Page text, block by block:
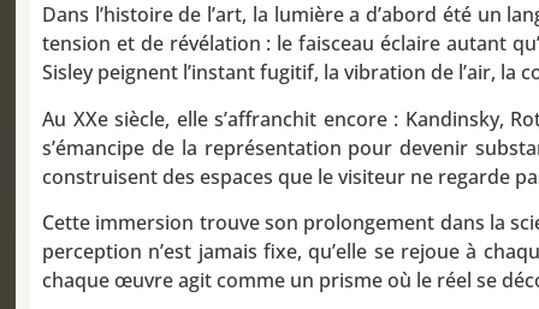
Dans l’histoire de l’art, la lumière a d’abord été un
tension et de révélation : le faisceau éclaire autant
Sisley peignent l’instant fugitif, la vibration de l’air, la
Au XXe siècle, elle s’affranchit encore : Kandinsky,
s’émancipe de la représentation pour devenir
construisent des espaces que le visiteur ne regarde
Cette immersion trouve son prolongement dans la
perception n’est jamais fixe, qu’elle se rejoue à
chaque œuvre agit comme un prisme où le réel se